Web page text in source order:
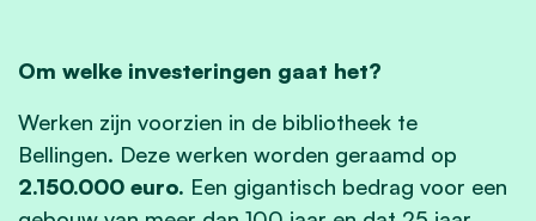
Om welke investeringen gaat het?
Werken zijn voorzien in de bibliotheek te
Bellingen. Deze werken worden geraamd op
2.150.000 euro. Een gigantisch bedrag voor een